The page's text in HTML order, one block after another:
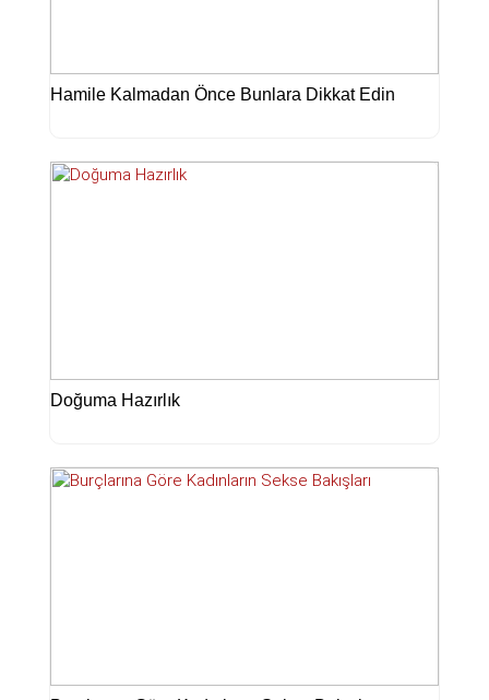
Hamile Kalmadan Önce Bunlara Dikkat Edin
Doğuma Hazırlık